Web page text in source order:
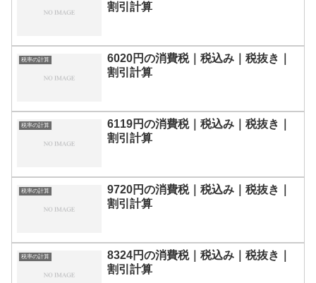
割引計算
税率の計算
6020円の消費税｜税込み｜税抜き｜
割引計算
税率の計算
6119円の消費税｜税込み｜税抜き｜
割引計算
税率の計算
9720円の消費税｜税込み｜税抜き｜
割引計算
税率の計算
8324円の消費税｜税込み｜税抜き｜
割引計算